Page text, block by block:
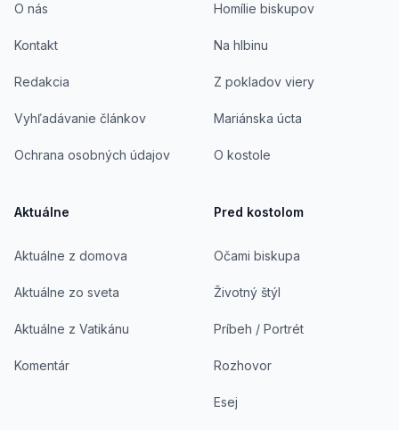
O nás
Kontakt
Redakcia
Vyhľadávanie článkov
Ochrana osobných údajov
Aktuálne
Aktuálne z domova
Aktuálne zo sveta
Aktuálne z Vatikánu
Komentár
Homílie biskupov
Na hlbinu
Z pokladov viery
Mariánska úcta
O kostole
Pred kostolom
Očami biskupa
Životný štýl
Príbeh / Portrét
Rozhovor
Esej